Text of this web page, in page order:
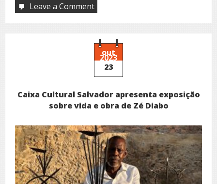
Leave a Commenton
Profundus,
Sertanus,
Incantatus
out
2023
23
Caixa Cultural Salvador apresenta exposição
sobre vida e obra de Zé Diabo